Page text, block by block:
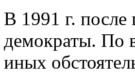
В 1991 г.
демократы. По
иных